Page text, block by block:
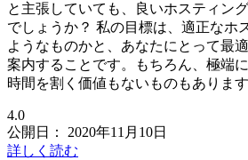
と主張していても、良いホスティン
でしょうか？ 私の目標は、適正なホ
ようなものかと、あなたにとって最
案内することです。もちろん、極端
時間を割く価値もないものもありま
4.0
公開日：
2020年11月10日
詳しく読む